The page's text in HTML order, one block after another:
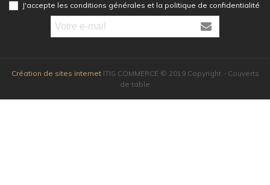
J'accepte les conditions générales et la politique de confidentialité
Création de sites internetITIS COMMERCE © 2019 Copyright - Couverts
de table